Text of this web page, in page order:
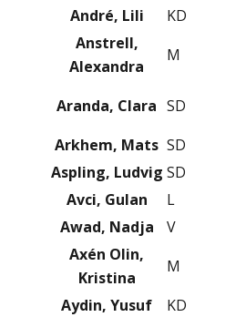
André, Lili
KD
Anstrell,
Alexandra
M
Aranda, Clara SD
Arkhem, Mats SD
Aspling, Ludvig SD
Avci, Gulan
L
Awad, Nadja
V
Axén Olin,
Kristina
M
Aydin, Yusuf
KD